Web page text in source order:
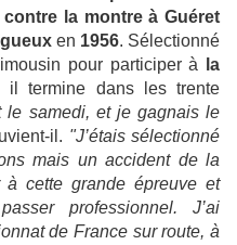
contre la montre à Guéret
en 1956. Sélectionné
pour participer à
la
il termine dans les trente
le samedi, et je gagnais le
il. "J’étais sélectionné
mais un accident de la
à cette grande épreuve et
professionnel. J’ai
de France sur route, à